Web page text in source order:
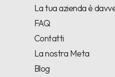
La tua azienda è
FAQ
Contatti
La nostra Meta
Blog